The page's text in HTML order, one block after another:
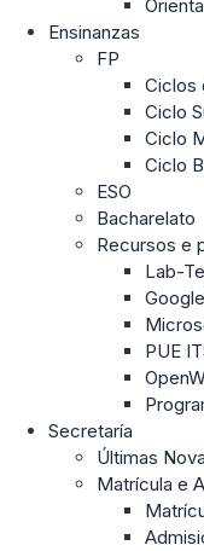
Ensinanzas
FP
Ciclos
Ciclo
Ciclo
Ciclo
ESO
Bacharelato
Recursos e
Lab-
PUE
Secretaría
Últimas
Matrícula e